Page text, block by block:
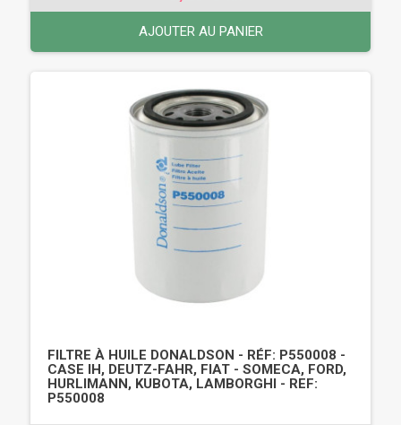
AJOUTER AU PANIER
FILTRE À HUILE DONALDSON - RÉF: P550008 -
CASE IH, DEUTZ-FAHR, FIAT - SOMECA, FORD,
HURLIMANN, KUBOTA, LAMBORGHI - REF:
P550008